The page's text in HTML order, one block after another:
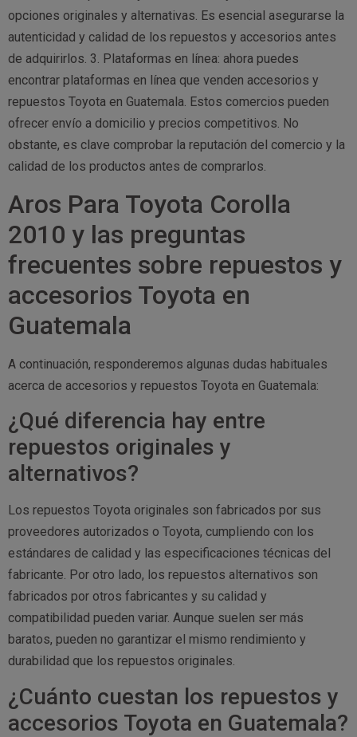
opciones originales y alternativas. Es esencial asegurarse la
autenticidad y calidad de los repuestos y accesorios antes
de adquirirlos. 3. Plataformas en línea: ahora puedes
encontrar plataformas en línea que venden accesorios y
repuestos Toyota en Guatemala. Estos comercios pueden
ofrecer envío a domicilio y precios competitivos. No
obstante, es clave comprobar la reputación del comercio y la
calidad de los productos antes de comprarlos.
Aros Para Toyota Corolla
2010 y las preguntas
frecuentes sobre repuestos y
accesorios Toyota en
Guatemala
A continuación, responderemos algunas dudas habituales
acerca de accesorios y repuestos Toyota en Guatemala:
¿Qué diferencia hay entre
repuestos originales y
alternativos?
Los repuestos Toyota originales son fabricados por sus
proveedores autorizados o Toyota, cumpliendo con los
estándares de calidad y las especificaciones técnicas del
fabricante. Por otro lado, los repuestos alternativos son
fabricados por otros fabricantes y su calidad y
compatibilidad pueden variar. Aunque suelen ser más
baratos, pueden no garantizar el mismo rendimiento y
durabilidad que los repuestos originales.
¿Cuánto cuestan los repuestos y
accesorios Toyota en Guatemala?